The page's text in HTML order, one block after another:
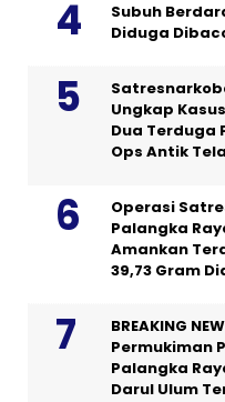
Subuh
Diduga
Ungkap
Dua Terduga
Ops Antik
Operasi
Palangka
Amankan
39,73 Gram
BREAKING
Permukiman
Palangka
Darul Ulum